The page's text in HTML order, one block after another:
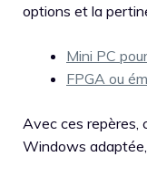
options et la
Mini PC
FPGA ou
Avec ces repères,
Windows